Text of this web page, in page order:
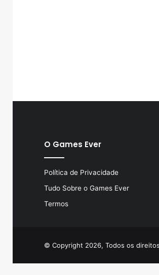
O Games Ever
Política de Privacidade
Tudo Sobre o Games Ever
Termos
© Copyright 2026, Todos os